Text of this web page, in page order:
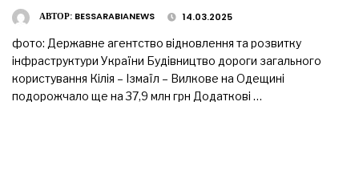
АВТОР: BESSARABIANEWS 14.03.2025
фото: Державне агентство відновлення та розвитку
інфраструктури України Будівництво дороги загального
користування Кілія – Ізмаїл – Вилкове на Одещині
подорожчало ще на 37,9 млн грн Додаткові …